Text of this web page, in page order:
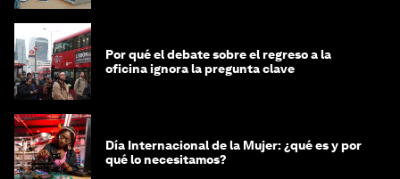
Por qué el debate sobre el regreso a la
oficina ignora la pregunta clave
Día Internacional de la Mujer: ¿qué es y por
qué lo necesitamos?